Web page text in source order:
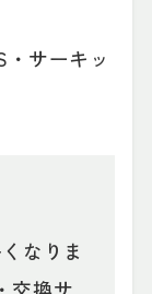
・サーキッ
なりま